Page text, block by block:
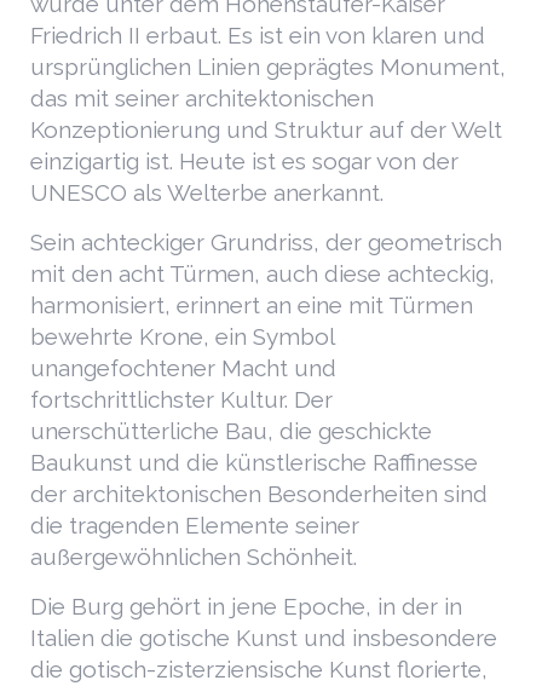
Friedrich II erbaut. Es ist ein von klaren und
ursprünglichen Linien geprägtes Monument,
das mit seiner architektonischen
Konzeptionierung und Struktur auf der Welt
einzigartig ist. Heute ist es sogar von der
UNESCO als Welterbe anerkannt.
Sein achteckiger Grundriss, der geometrisch
mit den acht Türmen, auch diese achteckig,
harmonisiert, erinnert an eine mit Türmen
bewehrte Krone, ein Symbol
unangefochtener Macht und
fortschrittlichster Kultur. Der
unerschütterliche Bau, die geschickte
Baukunst und die künstlerische Raffinesse
der architektonischen Besonderheiten sind
die tragenden Elemente seiner
außergewöhnlichen Schönheit.
Die Burg gehört in jene Epoche, in der in
Italien die gotische Kunst und insbesondere
die gotisch-zisterziensische Kunst florierte,